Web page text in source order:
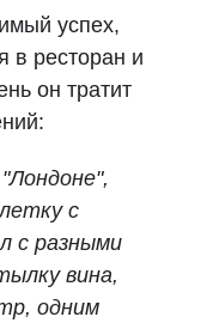
успех,
в ресторан и
он тратит
с
с разными
вина,
одним